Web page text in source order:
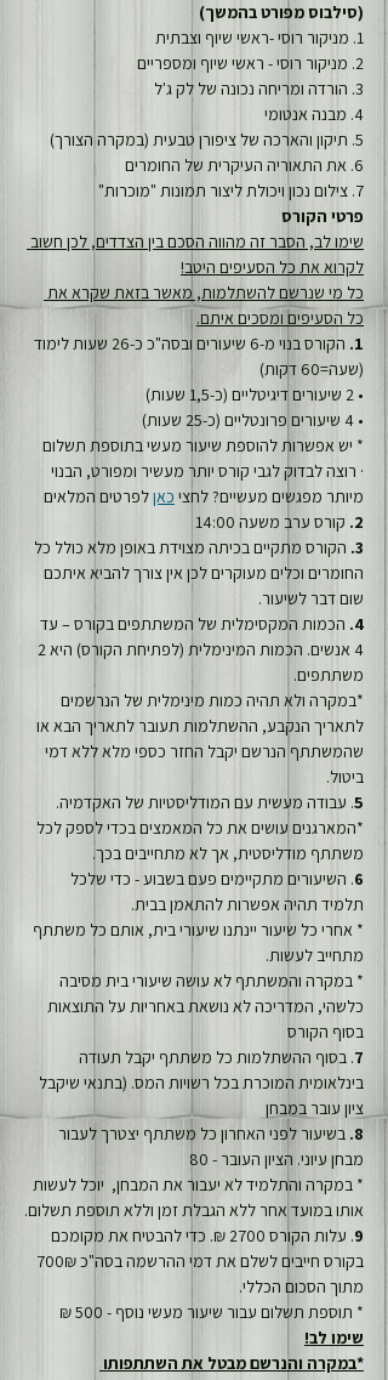
(סילבוס מפורט בהמשך)
1. מניקור רוסי -ראשי שיוף וצבתית
2. מניקור רוסי - ראשי שיוף ומספריים
3. הורדה ומריחה נכונה של לק ג'ל
4. מבנה אנטומי
5. תיקון והארכה של ציפורן טבעית (במקרה הצורך)
6. את התאוריה העיקרית של החומרים
7. צילום נכון ויכולת ליצור תמונות "מוכרות"
פרטי הקורס
שימו לב, הסבר זה מהווה הסכם בין הצדדים, לכן חשוב
לקרוא את כל הסעיפים היטב!
כל מי שנרשם להשתלמות, מאשר בזאת שקרא את
כל הסעיפים ומסכים איתם.
1.
הקורס בנוי מ-6 שיעורים ובסה"כ כ-26 שעות לימוד
(שעה=60 דקות)
• 2 שיעורים דיגיטליים (כ-1,5 שעות)
• 4 שיעורים פרונטליים (כ-25 שעות)
* יש אפשרות להוספת שיעור מעשי בתוספת תשלום
· רוצה לבדוק לגבי קורס יותר מעשיר ומפורט, הבנוי
מיותר מפגשים מעשיים? לחצי כאןלפרטים המלאים
2. קורס ערב משעה 14:00
3. הקורס מתקיים בכיתה מצוידת באופן מלא כולל כל
החומרים וכלים מעוקרים לכן אין צורך להביא איתכם
שום דבר לשיעור.
4. הכמות המקסימלית של המשתתפים בקורס – עד
משתתפים.
*במקרה ולא תהיה כמות מינימלית של הנרשמים
לתאריך הנקבע, ההשתלמות תעובר לתאריך הבא או
שהמשתתף הנרשם יקבל החזר כספי מלא ללא דמי
ביטול.
5. עבודה מעשית עם המודליסטיות של האקדמיה.
*המארגנים עושים את כל המאמצים בכדי לספק לכל
משתתף מודליסטית, אך לא מתחייבים בכך.
6. השיעורים מתקיימים פעם בשבוע - כדי שלכל
תלמיד תהיה אפשרות להתאמן בבית.
* אחרי כל שיעור יינתנו שיעורי בית, אותם כל משתתף
מתחייב לעשות.
* במקרה והמשתתף לא עושה שיעורי בית מסיבה
כלשהי, המדריכה לא נושאת באחריות על התוצאות
בסוף הקורס
7. בסוף ההשתלמות כל משתתף יקבל תעודה
בינלאומית המוכרת בכל רשויות המס. (בתנאי שיקבל
ציון עובר במבחן
8. בשיעור לפני האחרון כל משתתף יצטרך לעבור
מבחן עיוני. הציון העובר - 80
* במקרה והתלמיד לא יעבור את המבחן,  יוכל לעשות
אותו במועד אחר ללא הגבלת זמן וללא תוספת תשלום.
9
. עלות הקורס 2700 ₪. כדי להבטיח את מקומכם
מתוך הסכום הכללי.
* תוספת תשלום עבור שיעור מעשי נוסף - 500 ₪
שימו לב!
*במקרה והנרשם מבטל את השתתפותו